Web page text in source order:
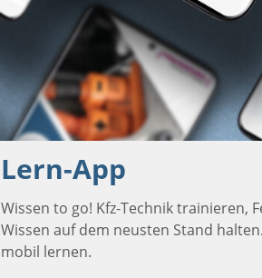
Lern-App
Wissen to go! Kfz-Technik trainieren,
Wissen auf dem neusten Stand
mobil lernen.